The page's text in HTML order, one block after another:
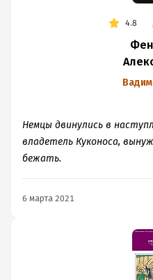
4.8
Немцы двинулись в
владетель Куконоса,
бежать.
6 марта 2021